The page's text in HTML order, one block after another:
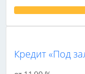
Кредит «Под